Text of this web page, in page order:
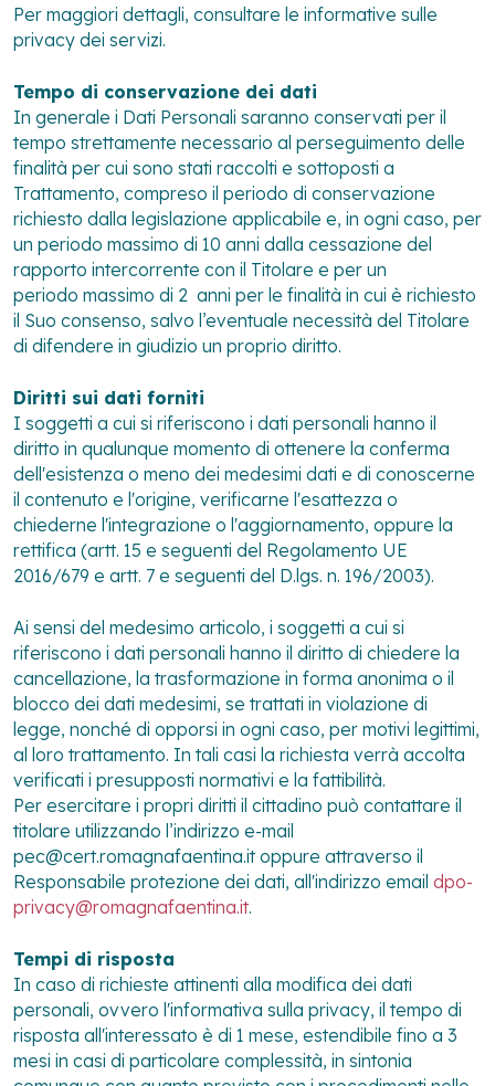
Per maggiori dettagli, consultare le informative sulle
privacy dei servizi.
Tempo di conservazione dei dati
In generale i Dati Personali saranno conservati per il
tempo strettamente necessario al perseguimento delle
finalità per cui sono stati raccolti e sottoposti a
Trattamento, compreso il periodo di conservazione
richiesto dalla legislazione applicabile e, in ogni caso, per
un periodo massimo di 10 anni dalla cessazione del
rapporto intercorrente con il Titolare e per un
periodo massimo di 2 anni per le finalità in cui è richiesto
il Suo consenso, salvo l’eventuale necessità del Titolare
di difendere in giudizio un proprio diritto.
Diritti sui dati forniti
I soggetti a cui si riferiscono i dati personali hanno il
diritto in qualunque momento di ottenere la conferma
dell'esistenza o meno dei medesimi dati e di conoscerne
il contenuto e l'origine, verificarne l'esattezza o
chiederne l'integrazione o l'aggiornamento, oppure la
rettifica (artt. 15 e seguenti del Regolamento UE
2016/679 e artt. 7 e seguenti del D.lgs. n. 196/2003).
Ai sensi del medesimo articolo, i soggetti a cui si
riferiscono i dati personali hanno il diritto di chiedere la
cancellazione, la trasformazione in forma anonima o il
blocco dei dati medesimi, se trattati in violazione di
legge, nonché di opporsi in ogni caso, per motivi legittimi,
al loro trattamento. In tali casi la richiesta verrà accolta
verificati i presupposti normativi e la fattibilità.
Per esercitare i propri diritti il cittadino può contattare il
titolare utilizzando l’indirizzo e-mail
pec@cert.romagnafaentina.it oppure attraverso il
Responsabile protezione dei dati, all'indirizzo email dpo-
privacy@romagnafaentina.it.
Tempi di risposta
In caso di richieste attinenti alla modifica dei dati
personali, ovvero l'informativa sulla privacy, il tempo di
risposta all'interessato è di 1 mese, estendibile fino a 3
mesi in casi di particolare complessità, in sintonia